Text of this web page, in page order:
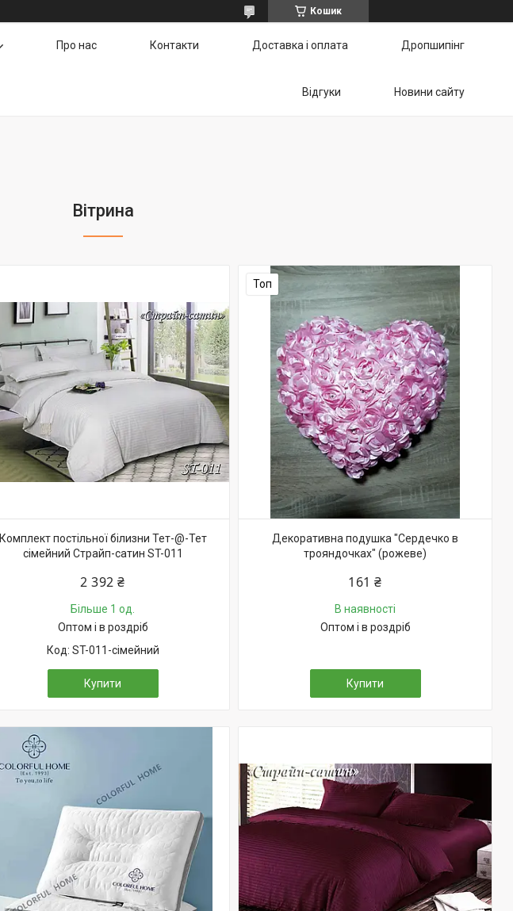
Кошик
Про нас Контакти Доставка і оплата Дропшипінг
Відгуки Новини сайту
Вітрина
Комплект постільної білизни Тет-@-Тет
сімейний Страйп-сатин ST-011
2 392 ₴
Більше 1 од.
Оптом і в роздріб
ST-011-сімейний
Купити
Топ
Декоративна подушка "Сердечко в
трояндочках" (рожеве)
161 ₴
В наявності
Оптом і в роздріб
Купити